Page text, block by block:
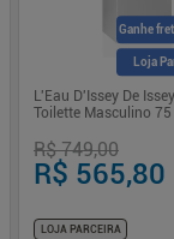
Ganhe
Loja
L'Eau D'Issey De
Toilette Masculino 75
R$ 749,00
R$ 565,80
LOJA PARCEIRA